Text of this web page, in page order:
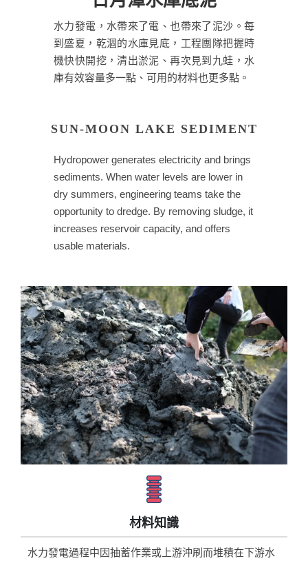
水力發電，水帶來了電、也帶來了泥沙。每
到盛夏，乾涸的水庫見底，工程團隊把握時
機快快開挖，清出淤泥、再次見到九蛙，水
庫有效容量多一點、可用的材料也更多點。
SUN-MOON LAKE SEDIMENT
Hydropower generates electricity and brings
sediments. When water levels are lower in
dry summers, engineering teams take the
opportunity to dredge. By removing sludge, it
increases reservoir capacity, and offers
usable materials.
材料知識
水力發電過程中因抽蓄作業或上游沖刷而堆積在下游水